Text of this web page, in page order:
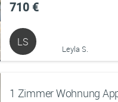
710 €
LS
Leyla S.